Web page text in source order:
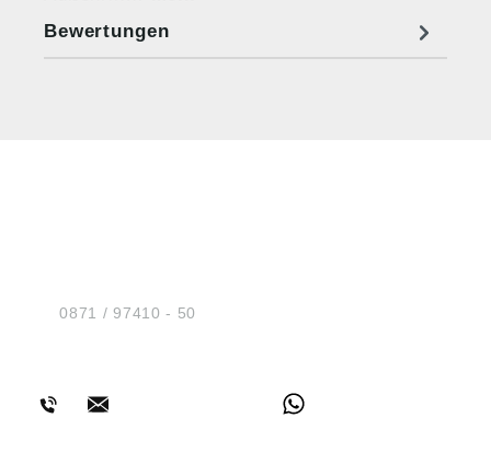
Bewertungen
Tel.:0871 / 97410 - 50